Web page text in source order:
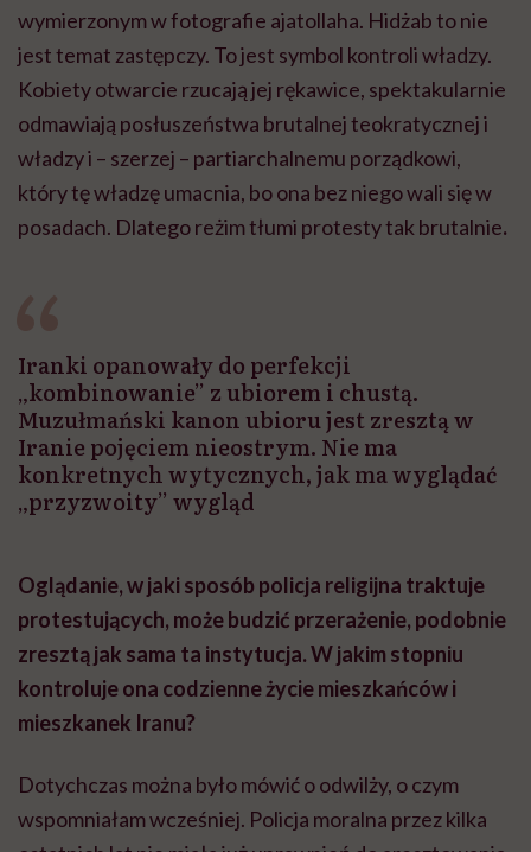
wymierzonym w fotografie ajatollaha. Hidżab to nie
jest temat zastępczy. To jest symbol kontroli władzy.
Kobiety otwarcie rzucają jej rękawice, spektakularnie
odmawiają posłuszeństwa brutalnej teokratycznej i
władzy i – szerzej – partiarchalnemu porządkowi,
który tę władzę umacnia, bo ona bez niego wali się w
posadach. Dlatego reżim tłumi protesty tak brutalnie.
Iranki opanowały do perfekcji
„kombinowanie” z ubiorem i chustą.
Muzułmański kanon ubioru jest zresztą w
Iranie pojęciem nieostrym. Nie ma
konkretnych wytycznych, jak ma wyglądać
„przyzwoity” wygląd
Oglądanie, w jaki sposób policja religijna traktuje
protestujących, może budzić przerażenie, podobnie
zresztą jak sama ta instytucja. W jakim stopniu
kontroluje ona codzienne życie mieszkańców i
mieszkanek Iranu?
Dotychczas można było mówić o odwilży, o czym
wspomniałam wcześniej. Policja moralna przez kilka